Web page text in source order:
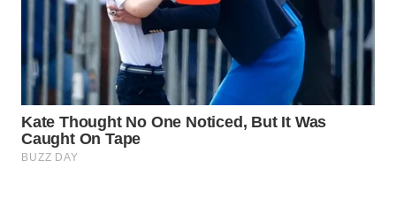
WAHANANEWS
ID
WAHANANEWS
CO ID
WAHANANEWS
NET